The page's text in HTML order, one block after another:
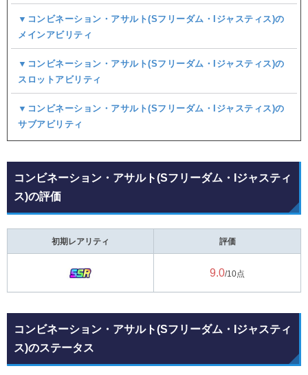
▼コンビネーション・アサルト(Sフリーダム・Iジャスティス)の
メインアビリティ
▼コンビネーション・アサルト(Sフリーダム・Iジャスティス)の
スロットアビリティ
▼コンビネーション・アサルト(Sフリーダム・Iジャスティス)の
サブアビリティ
コンビネーション・アサルト(Sフリーダム・Iジャスティ
ス)の評価
初期レアリティ 評価
9.0/10点
コンビネーション・アサルト(Sフリーダム・Iジャスティ
ス)のステータス